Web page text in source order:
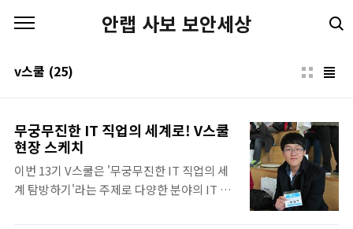
안랩 사보 보안세상
v스쿨 (25)
무궁무진한 IT 직업의 세계로! V스쿨
현장 스케치
이번 13기 V스쿨은 '무궁무진한 IT 직업의 세
계 탐방하기'라는 주제로 다양한 분야의 IT 전